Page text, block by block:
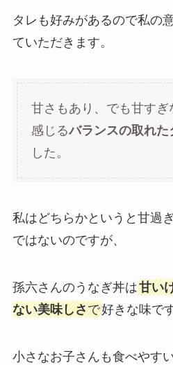
タレも好みがあるので私の
ていただきます。
甘さもあり、でも甘すぎ
感じるバランスの取れた
した。
私はどちらかというと甘過
ではないのですが、
孫六さんのうなぎ丼は甘い
ない美味しさで好きな味です
小さなお子さんも食べやす